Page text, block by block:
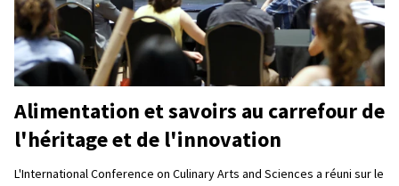
Alimentation et savoirs au carrefour de
l'héritage et de l'innovation
L'International Conference on Culinary Arts and Sciences a réuni sur le